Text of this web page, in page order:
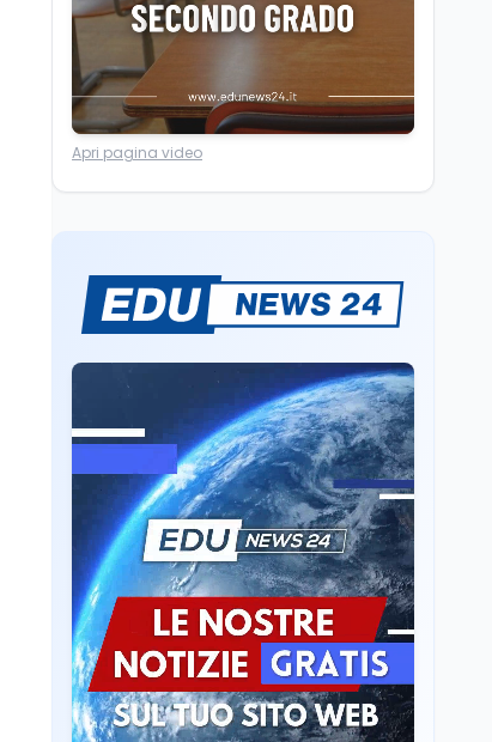
Francesco Guccini si è
Ricerca6 ago
Un secolo di Warburg: il
farmaco anti-tumore
Ricerca
Il rivelatore che 'vede' i
reattori spenti
Scuola6 ago
Posizioni economiche
ATA: la matematica
degli arretrati fino a
4.150 euro
Cultura6 ago
Spesa culturale in
Lombardia da record,
ma la voragine Nord-
Sud triplica
Cultura 6 ago
Francesco Guccini si è
spento a Pàvana: addio
Apri pagina video